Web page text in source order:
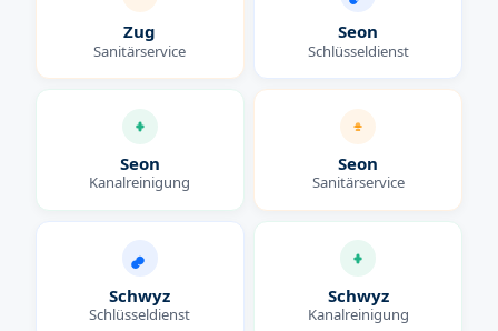
Zug
Sanitärservice
Seon
Schlüsseldienst
Seon
Kanalreinigung
Seon
Sanitärservice
Schwyz
Schlüsseldienst
Schwyz
Kanalreinigung